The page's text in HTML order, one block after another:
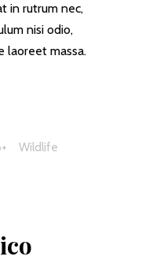
in rutrum nec,
nisi odio,
laoreet massa.
Wildlife